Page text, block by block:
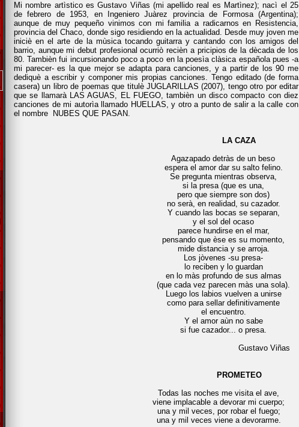
Mi nombre artìstico es Gustavo Viñas (mi apellido real es Martìnez); nacì el 25
de febrero de 1953, en Ingeniero Juàrez provincia de Formosa (Argentina);
aunque de muy pequeño vinimos con mi familia a radicarnos en Resistencia,
provincia del Chaco, donde sigo residiendo en la actualidad. Desde muy joven me
iniciè en el arte de la mùsica tocando guitarra y cantando con los amigos del
barrio, aunque mi debut profesional ocurriò recièn a pricipios de la dècada de los
80. Tambièn fui incursionando poco a poco en la poesìa clàsica española pues -a
mi parecer- es la que mejor se adapta para canciones, y a partir de los 90 me
dediquè a escribir y componer mis propias canciones. Tengo editado (de forma
casera) un libro de poemas que titulè JUGLARILLAS (2007), tengo otro por editar
que se llamarà LAS AGUAS, EL FUEGO, tambièn un disco compacto con diez
canciones de mi autorìa llamado HUELLAS, y otro a punto de salir a la calle con
el nombre NUBES QUE PASAN.
LA CAZA
Agazapado detràs de un beso
espera el amor dar su salto felino.
Se pregunta mientras observa,
si la presa (que es una,
pero que siempre son dos)
no serà, en realidad, su cazador.
Y cuando las bocas se separan,
y el sol del ocaso
parece hundirse en el mar,
pensando que èse es su momento,
mide distancia y se arroja.
Los jòvenes -su presa-
lo reciben y lo guardan
en lo màs profundo de sus almas
(que cada vez parecen màs una sola).
Luego los labios vuelven a unirse
como para sellar definitivamente
el encuentro.
Y el amor aùn no sabe
si fue cazador... o presa.
Gustavo Viñas
PROMETEO
Todas las noches me visita el ave,
viene implacable a devorar mi cuerpo;
una y mil veces, por robar el fuego;
una y mil veces viene a devorarme.